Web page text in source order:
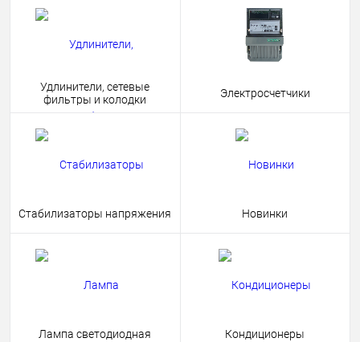
Удлинители, сетевые
фильтры и колодки
Электросчетчики
Стабилизаторы напряжения Новинки
Лампа светодиодная Кондиционеры